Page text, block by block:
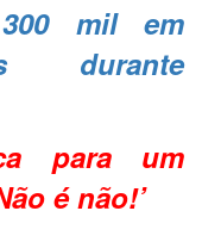
mil em
durante
para um
é não!’